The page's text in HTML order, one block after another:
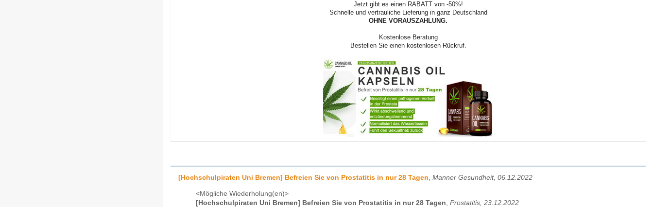
Jetzt gibt es einen RABATT von -50%!
Schnelle und vertrauliche Lieferung in ganz Deutschland
OHNE VORAUSZAHLUNG.
Kostenlose Beratung
Bestellen Sie einen kostenlosen Rückruf.
[Hochschulpiraten Uni Bremen] Befreien Sie von Prostatitis in nur 28 Tagen, Manner Gesundheit, 06.12.2022
<Mögliche Wiederholung(en)>
[Hochschulpiraten Uni Bremen] Befreien Sie von Prostatitis in nur 28 Tagen Prostatitis, 23.12.2022